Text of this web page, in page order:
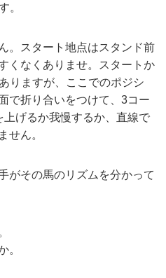
。
。スタート地点はスタンド前
くなくありませ。スタートか
りますが、ここでのポジシ
で折り合いをつけて、3コー
げるか我慢するか、直線で
せん。
がその馬のリズムを分かって
。